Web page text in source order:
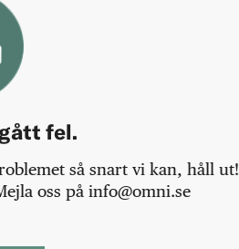
fel.
så snart vi kan, håll ut!
oss på info@omni.se